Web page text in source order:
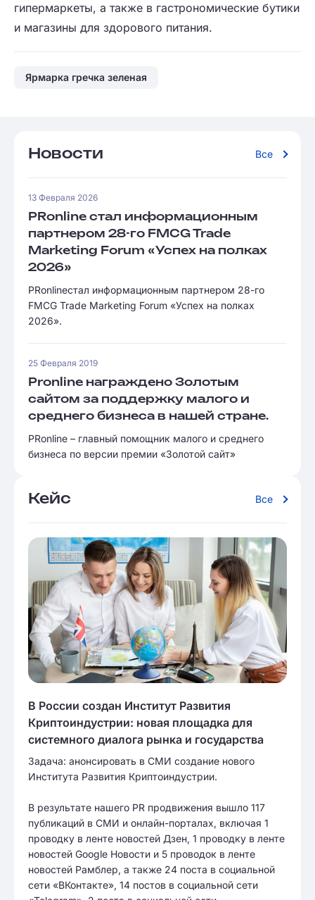
гипермаркеты, а также в гастрономические бутики
и магазины для здорового питания.
Ярмарка гречка зеленая
Новости Все
13 Февраля 2026
PRonline стал информационным
партнером 28-го FMCG Trade
Marketing Forum «Успех на полках
2026»
PRonlineстал информационным партнером 28-го
FMCG Trade Marketing Forum «Успех на полках
2026».
25 Февраля 2019
Pronline награждено Золотым
сайтом за поддержку малого и
среднего бизнеса в нашей стране.
PRonline – главный помощник малого и среднего
бизнеса по версии премии «Золотой сайт»
Кейс Все
В России создан Институт Развития
Криптоиндустрии: новая площадка для
системного диалога рынка и государства
Задача: анонсировать в СМИ создание нового
Института Развития Криптоиндустрии.
В результате нашего PR продвижения вышло 117
публикаций в СМИ и онлайн-порталах, включая 1
проводку в ленте новостей Дзен, 1 проводку в ленте
новостей Google Новости и 5 проводок в ленте
новостей Рамблер, а также 24 поста в социальной
сети «ВКонтакте», 14 постов в социальной сети